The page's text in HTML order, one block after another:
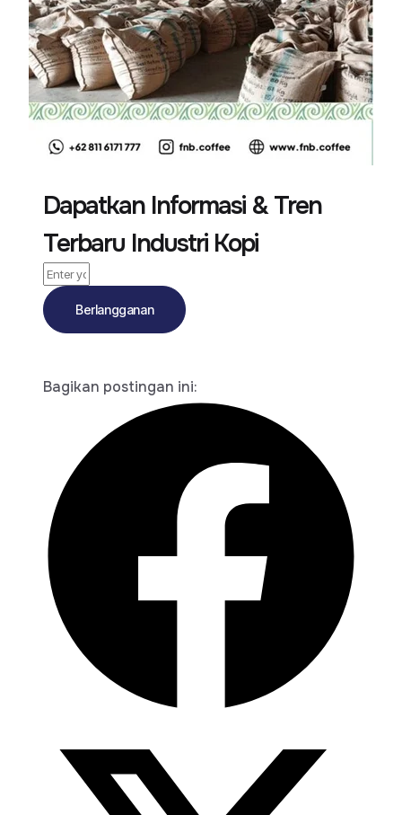
Dapatkan Informasi & Tren
Terbaru Industri Kopi
Berlangganan
Bagikan postingan ini: